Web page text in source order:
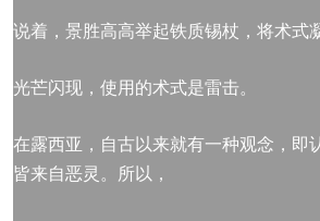
说着，景胜高高举起铁质锡杖，将术式
光芒闪现，使用的术式是雷击。
在露西亚，自古以来就有一种观念，即
皆来自恶灵。所以，